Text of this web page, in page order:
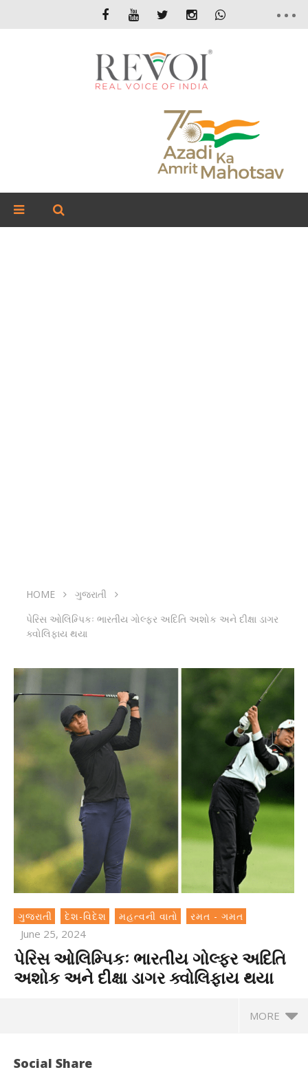
HOME
ગુજરાતી
પેરિસ ઓલિમ્પિકઃ ભારતીય ગોલ્ફર અદિતિ અશોક અને દીક્ષા ડાગર
ક્વોલિફાય થયા
ગુજરાતી દેશ-વિદેશ મહત્વની વાતો રમત - ગમત
June 25, 2024
પેરિસ ઓલિમ્પિકઃ ભારતીય ગોલ્ફર અદિતિ
અશોક અને દીક્ષા ડાગર ક્વોલિફાય થયા
MORE
Social Share